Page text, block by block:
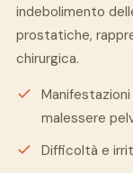
indebolimento
prostatiche,
chirurgica.
malessere
Difficoltà e